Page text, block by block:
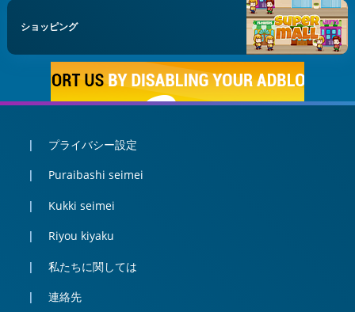
ショッピング
プライバシー設定
Puraibashi seimei
Kukki seimei
Riyou kiyaku
私たちに関しては
連絡先